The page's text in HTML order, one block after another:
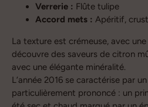
Verrerie : Flûte tulipe
Accord mets : Apéritif,
La texture est crémeuse, avec
découvre des saveurs de citron
avec une élégante minéralité.
L’année 2016 se caractérise par
particulièrement prononcé : un